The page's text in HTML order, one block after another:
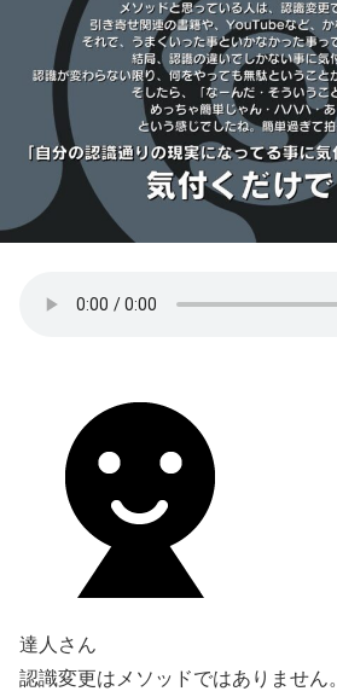
達人さん
認識変更はメソッドではありません。